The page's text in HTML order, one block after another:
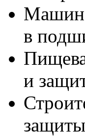
в
и